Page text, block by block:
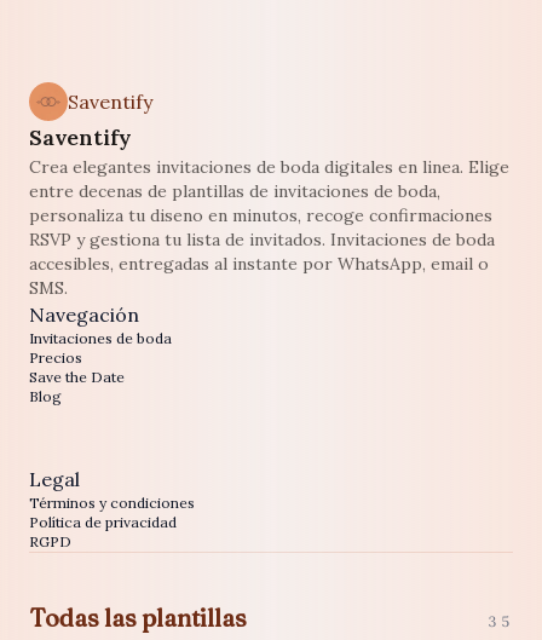
Saventify
Saventify
Crea elegantes invitaciones de boda digitales en linea. Elige
entre decenas de plantillas de invitaciones de boda,
personaliza tu diseno en minutos, recoge confirmaciones
RSVP y gestiona tu lista de invitados. Invitaciones de boda
accesibles, entregadas al instante por WhatsApp, email o
SMS.
Navegación
Invitaciones de boda
Precios
Save the Date
Blog
Legal
Términos y condiciones
Política de privacidad
RGPD
Todas las plantillas 35